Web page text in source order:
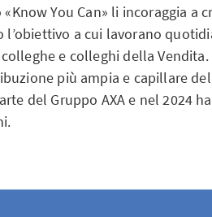
You Can» li incoraggia a
a cui lavorano
e colleghi della Vendita.
più ampia e capillare
del Gruppo AXA e nel 2024